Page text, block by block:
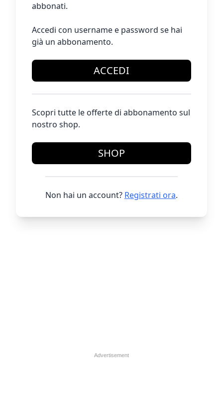
abbonati.
Accedi con username e password se hai
già un abbonamento.
ACCEDI
Scopri tutte le offerte di abbonamento sul
nostro shop.
SHOP
Non hai un account? Registrati ora.